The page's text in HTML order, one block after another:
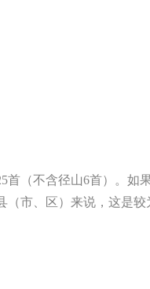
（不含径山6首）。如
市、区）来说，这是